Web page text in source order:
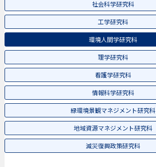
社会科学研究科
工学研究科
環境人間学研究科
理学研究科
看護学研究科
情報科学研究科
緑環境景観マネジメント研究科
地域資源マネジメント研究科
減災復興政策研究科